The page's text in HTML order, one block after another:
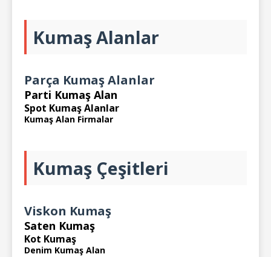
Kumaş Alanlar
Parça Kumaş Alanlar
Parti Kumaş Alan
Spot Kumaş Alanlar
Kumaş Alan Firmalar
Kumaş Çeşitleri
Viskon Kumaş
Saten Kumaş
Kot Kumaş
Denim Kumaş Alan